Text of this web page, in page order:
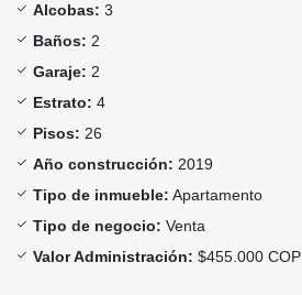
Alcobas: 3
Baños: 2
Garaje: 2
Estrato: 4
Pisos: 26
Año construcción: 2019
Tipo de inmueble: Apartamento
Tipo de negocio: Venta
Valor Administración: $455.000 COP